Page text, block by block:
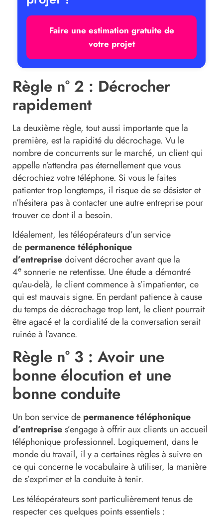
Faire une estimation gratuite de
votre projet
Règle n° 2 : Décrocher
rapidement
La deuxième règle, tout aussi importante que la
première, est la rapidité du décrochage. Vu le
nombre de concurrents sur le marché, un client qui
appelle n’attendra pas éternellement que vous
décrochiez votre téléphone. Si vous le faites
patienter trop longtemps, il risque de se désister et
n’hésitera pas à contacter une autre entreprise pour
trouver ce dont il a besoin.
Idéalement, les téléopérateurs d’un service
de permanence téléphonique
d’entreprisedoivent décrocher avant que la
4e sonnerie ne retentisse. Une étude a démontré
qu’au-delà, le client commence à s’impatienter, ce
qui est mauvais signe. En perdant patience à cause
du temps de décrochage trop lent, le client pourrait
être agacé et la cordialité de la conversation serait
ruinée à l’avance.
Règle n° 3 : Avoir une
bonne élocution et une
bonne conduite
Un bon service de permanence téléphonique
d’entreprises’engage à offrir aux clients un accueil
téléphonique professionnel. Logiquement, dans le
monde du travail, il y a certaines règles à suivre en
ce qui concerne le vocabulaire à utiliser, la manière
de s’exprimer et la conduite à tenir.
Les téléopérateurs sont particulièrement tenus de
respecter ces quelques points essentiels :